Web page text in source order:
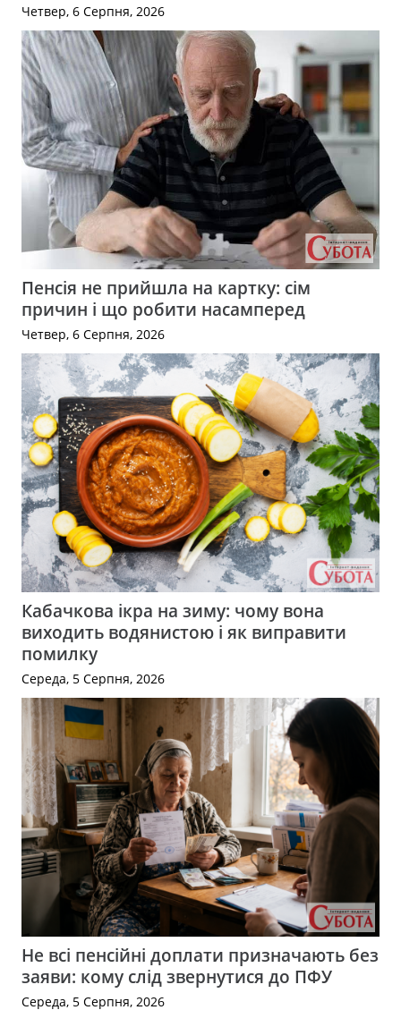
Четвер, 6 Серпня, 2026
Пенсія не прийшла на картку: сім
причин і що робити насамперед
Четвер, 6 Серпня, 2026
Кабачкова ікра на зиму: чому вона
виходить водянистою і як виправити
помилку
Середа, 5 Серпня, 2026
Не всі пенсійні доплати призначають без
заяви: кому слід звернутися до ПФУ
Середа, 5 Серпня, 2026